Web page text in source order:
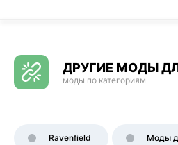
ДРУГИЕ МОДЫ
моды по категориям
Ravenfield Моды